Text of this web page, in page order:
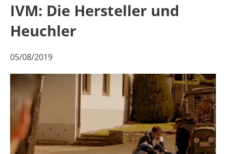
IVM: Die Hersteller und
Heuchler
05/08/2019